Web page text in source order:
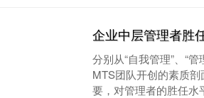
企业中层管理者胜
分别从“自我管理”、“
MTS团队开创的素质
要，对管理者的胜任水